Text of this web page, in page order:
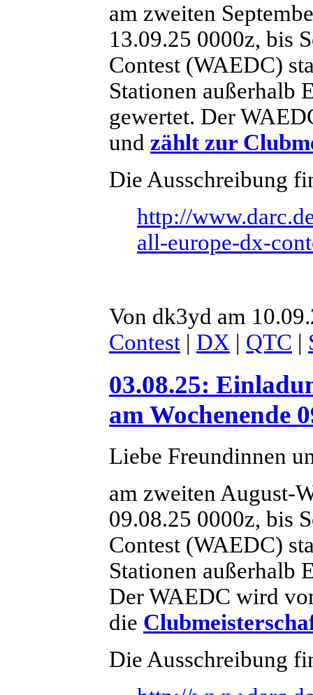
am zweiten
13.09.25 0000z, bis
Contest (WAEDC)
Stationen außerhalb
gewertet. Der
und zählt zur
Die Ausschreibung
http://
all-europe-dx-
Von dk3yd am
Contest | DX | QTC |
03.08.25:
am Wochenende
Liebe Freundinnen
am zweiten August-
09.08.25 0000z, bis
Contest (WAEDC)
Stationen außerhalb
Der WAEDC wird
die
Die Ausschreibung